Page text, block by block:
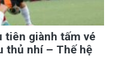
tiên giành tấm vé
thủ nhí – Thế hệ